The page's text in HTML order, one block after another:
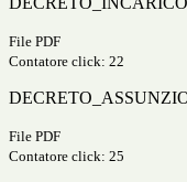
File PDF
Contatore click: 22
File PDF
Contatore click: 25